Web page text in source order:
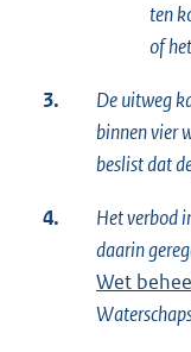
ten
of
3.
De uitweg
binnen vier
beslist dat
4.
Het verbod
daarin
Wet